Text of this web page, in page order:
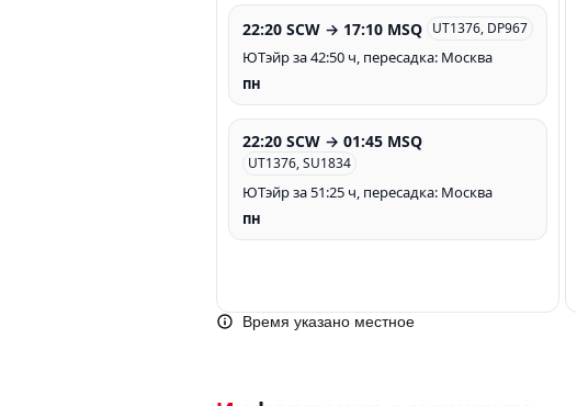
22:20 SCW → 17:10 MSQ UT1376, DP967
ЮТэйр за 42:50 ч, пересадка: Москва
пн
22:20 SCW → 01:45 MSQ
UT1376, SU1834
ЮТэйр за 51:25 ч, пересадка: Москва
пн
Время указано местное